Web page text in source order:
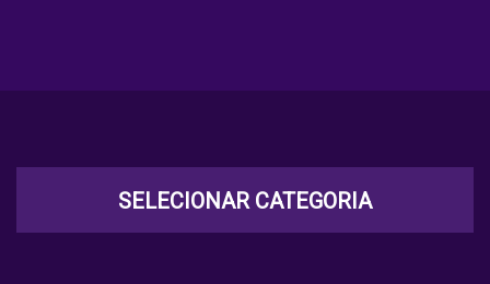
SELECIONAR CATEGORIA